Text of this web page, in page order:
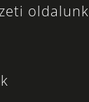
oldalunk